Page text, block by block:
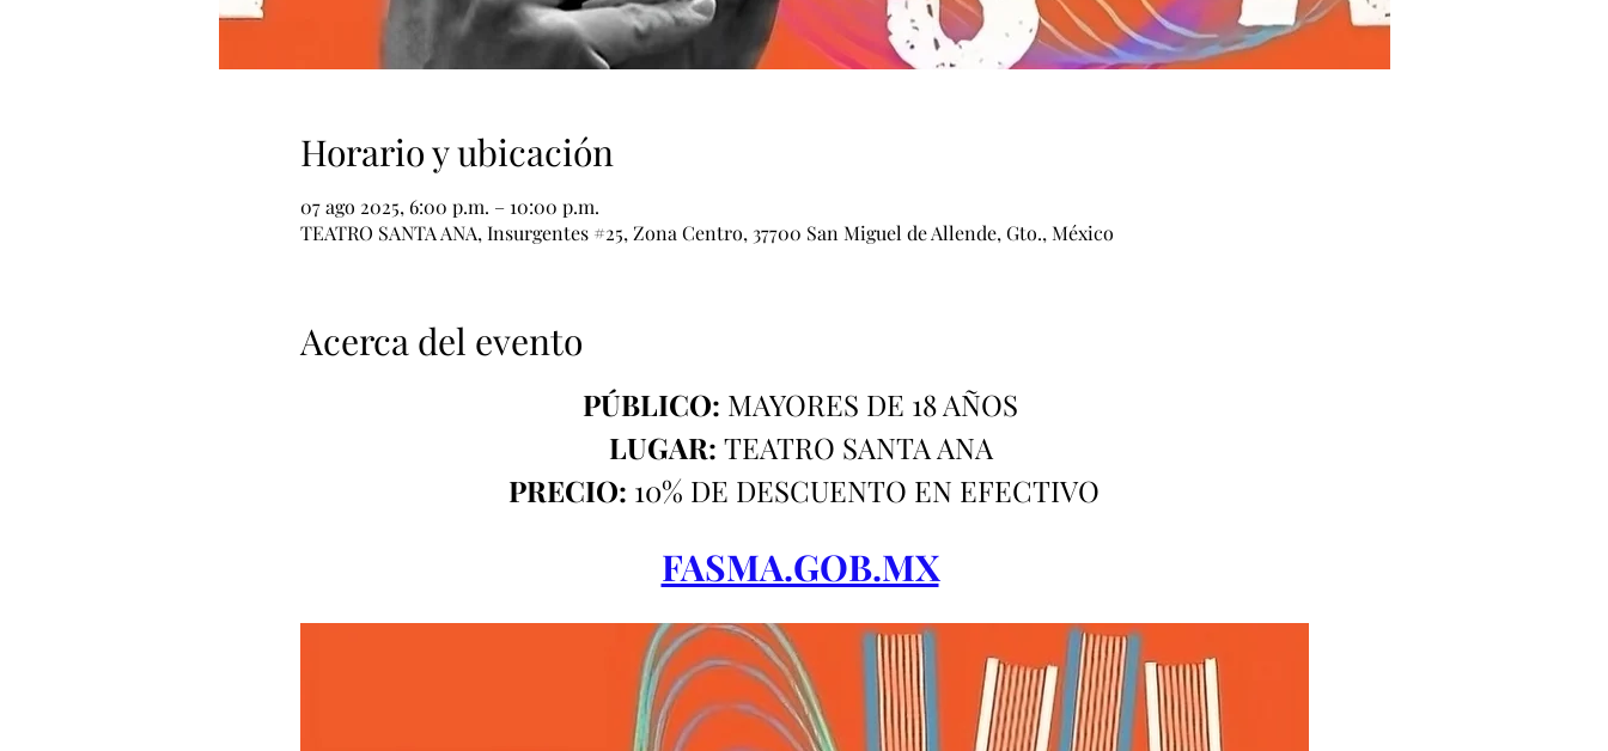
Horario y ubicación
07 ago 2025, 6:00 p.m. – 10:00 p.m.
TEATRO SANTA ANA, Insurgentes #25, Zona Centro, 37700 San Miguel de Allende, Gto., México
Acerca del evento
PÚBLICO: MAYORES DE 18 AÑOS
LUGAR: TEATRO SANTA ANA
PRECIO: 10% DE DESCUENTO EN EFECTIVO
FASMA.GOB.MX